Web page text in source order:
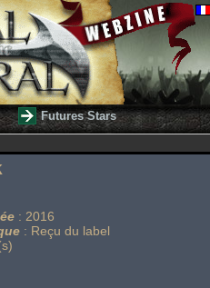
Futures Stars
: 2016
: Reçu du label